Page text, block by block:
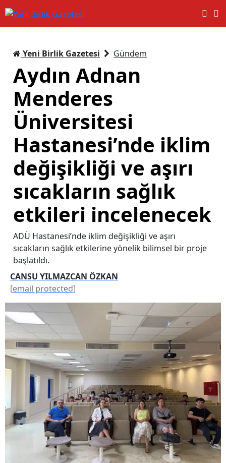
Yeni Birlik Gazetesi Gündem
Aydın Adnan
Menderes
Üniversitesi
Hastanesi’nde iklim
değişikliği ve aşırı
sıcakların sağlık
etkileri incelenecek
ADÜ Hastanesi’nde iklim değişikliği ve aşırı
sıcakların sağlık etkilerine yönelik bilimsel bir proje
başlatıldı.
CANSU YILMAZCAN ÖZKAN
[email protected]